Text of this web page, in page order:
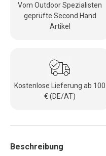
Vom Outdoor Spezialisten
geprüfte Second Hand
Artikel
Kostenlose Lieferung ab 100
€ (DE/AT)
Beschreibung